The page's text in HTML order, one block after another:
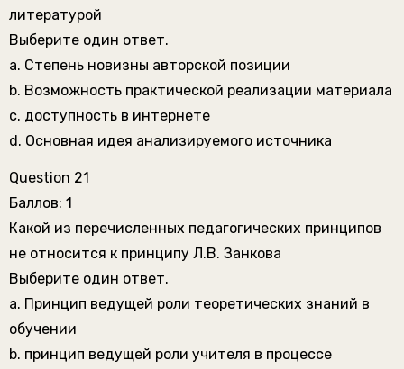
литературой
Выберите один ответ.
a. Степень новизны авторской позиции
b. Возможность практической реализации материала
c. доступность в интернете
d. Основная идея анализируемого источника
Question 21
Баллов: 1
Какой из перечисленных педагогических принципов
не относится к принципу Л.В. Занкова
Выберите один ответ.
a. Принцип ведущей роли теоретических знаний в
обучении
b. принцип ведущей роли учителя в процессе